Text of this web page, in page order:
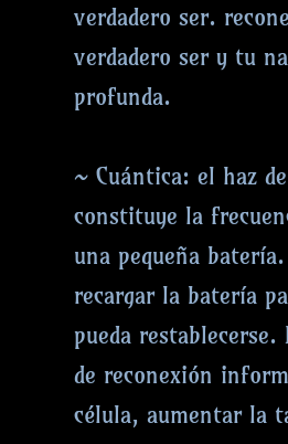
verdadero ser.
verdadero ser y tu
profunda.
~ Cuántica: el haz
constituye la
una pequeña
recargar la batería
pueda restablecerse.
de reconexión
célula, aumentar la